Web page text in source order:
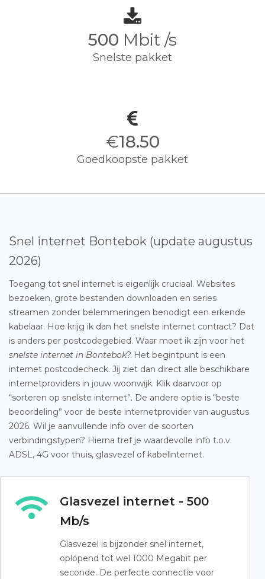
500 Mbit /s
Snelste pakket
€18.50
Goedkoopste pakket
Snel internet Bontebok (update augustus
2026)
Toegang tot snel internet is eigenlijk cruciaal. Websites
bezoeken, grote bestanden downloaden en series
streamen zonder belemmeringen benodigt een erkende
kabelaar. Hoe krijg ik dan het snelste internet contract? Dat
is anders per postcodegebied. Waar moet ik zijn voor het
snelste internet in Bontebok? Het begintpunt is een
internet postcodecheck. Jij ziet dan direct alle beschikbare
internetproviders in jouw woonwijk. Klik daarvoor op
“sorteren op snelste internet”. De andere optie is “beste
beoordeling” voor de beste internetprovider van augustus
2026. Wil je aanvullende info over de soorten
verbindingstypen? Hierna tref je waardevolle info t.o.v.
ADSL, 4G voor thuis, glasvezel of kabelinternet.
Glasvezel internet - 500
Mb/s
Glasvezel is bijzonder snel internet,
oplopend tot wel 1000 Megabit per
seconde. De perfecte connectie voor